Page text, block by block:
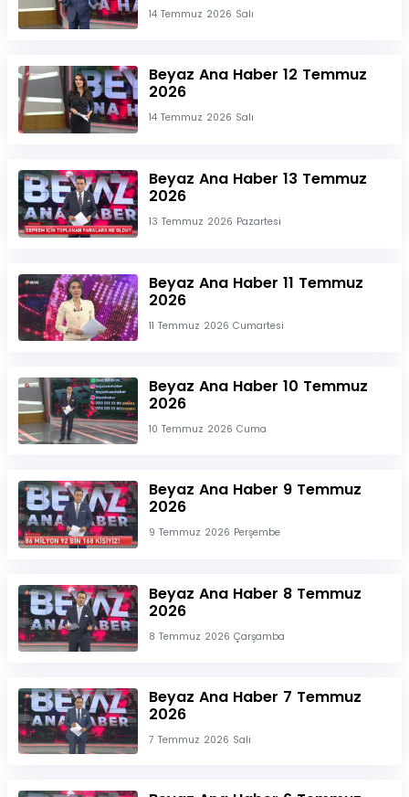
14 Temmuz 2026 Salı
Beyaz Ana Haber 12 Temmuz
2026
14 Temmuz 2026 Salı
Beyaz Ana Haber 13 Temmuz
2026
13 Temmuz 2026 Pazartesi
Beyaz Ana Haber 11 Temmuz
2026
11 Temmuz 2026 Cumartesi
Beyaz Ana Haber 10 Temmuz
2026
10 Temmuz 2026 Cuma
Beyaz Ana Haber 9 Temmuz
2026
9 Temmuz 2026 Perşembe
Beyaz Ana Haber 8 Temmuz
2026
8 Temmuz 2026 Çarşamba
Beyaz Ana Haber 7 Temmuz
2026
7 Temmuz 2026 Salı